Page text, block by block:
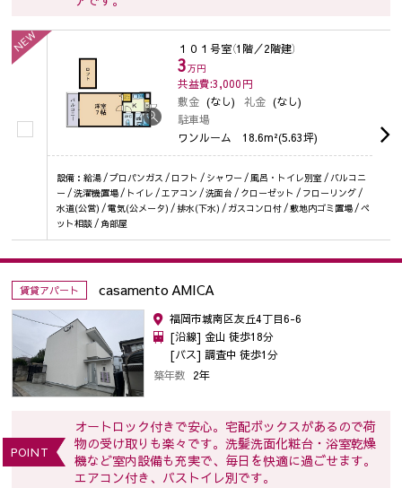
NEW １０１号室（1階／2階建）
3万円
共益費:3,000円
敷金 (なし) 礼金 (なし)
駐車場
ワンルーム 18.6m²(5.63坪)
設備：給湯 / プロパンガス / ロフト / シャワー / 風呂・トイレ別室 / バルコニ
ー / 洗濯機置場 / トイレ / エアコン / 洗面台 / クローゼット / フローリング /
水道(公営) / 電気(公メータ) / 排水(下水) / ガスコンロ付 / 敷地内ゴミ置場 / ペ
ット相談 / 角部屋
賃貸アパート casamento AMICA
福岡市城南区友丘4丁目6-6
[沿線] 金山 徒歩18分
[バス] 調査中 徒歩1分
築年数 2年
POINT
オートロック付きで安心。宅配ボックスがあるので荷
物の受け取りも楽々です。洗髪洗面化粧台・浴室乾燥
機など室内設備も充実で、毎日を快適に過ごせます。
エアコン付き、バストイレ別です。